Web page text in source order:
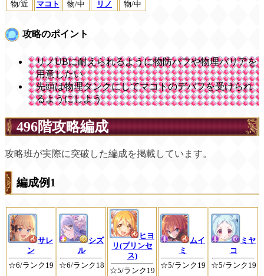
物/近 マコト 物/中 リノ 物/中
攻略のポイント
リノUBに耐えられるように物防バフや物理バリアを
用意したい
先頭は物理タンクにしてマコトのデバフを受けられ
るようにしよう
496階攻略編成
攻略班が実際に突破した編成を掲載しています。
編成例1
サレ
ン
☆6/ランク19
シズ
ル
☆6/ランク18
ヒヨ
リ(プリンセ
ス)
☆5/ランク19
ムイ
ミ
☆5/ランク19
ミヤ
コ
☆5/ランク19